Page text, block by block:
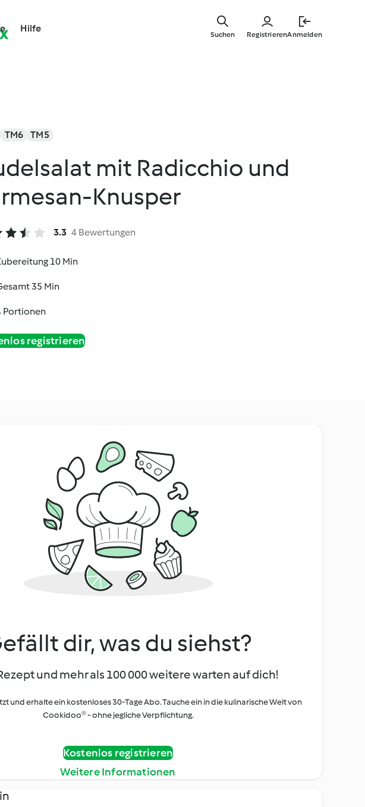
Hilfe
RegistrierenAnmelden
Suchen
TM6 TM5
mit Radicchio und
Knusper
3.3 4 Bewertungen
10 Min
35 Min
Portionen
registrieren
dir, was du siehst?
und mehr als 100 000 weitere warten auf dich!
und erhalte ein kostenloses 30-Tage Abo. Tauche ein in die kulinarische Welt von
Cookidoo® - ohne jegliche Verpflichtung.
Kostenlos registrieren
Weitere Informationen